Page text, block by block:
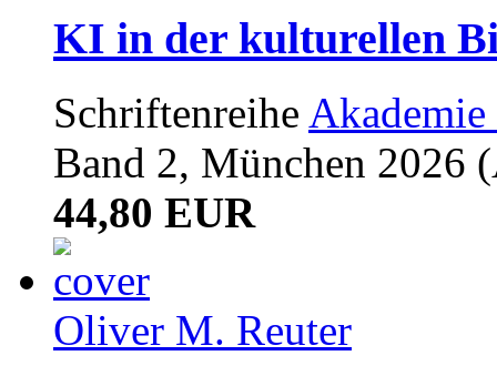
KI in der kulturellen
Schriftenreihe
Band 2, München 2026
44,80 EUR
Oliver M. Reuter